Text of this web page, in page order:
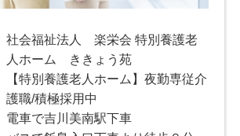
社会福祉法人 楽栄会 特別養護老
人ホーム ききょう苑
【特別養護老人ホーム】夜勤専従介
護職/積極採用中
電車で吉川美南駅下車